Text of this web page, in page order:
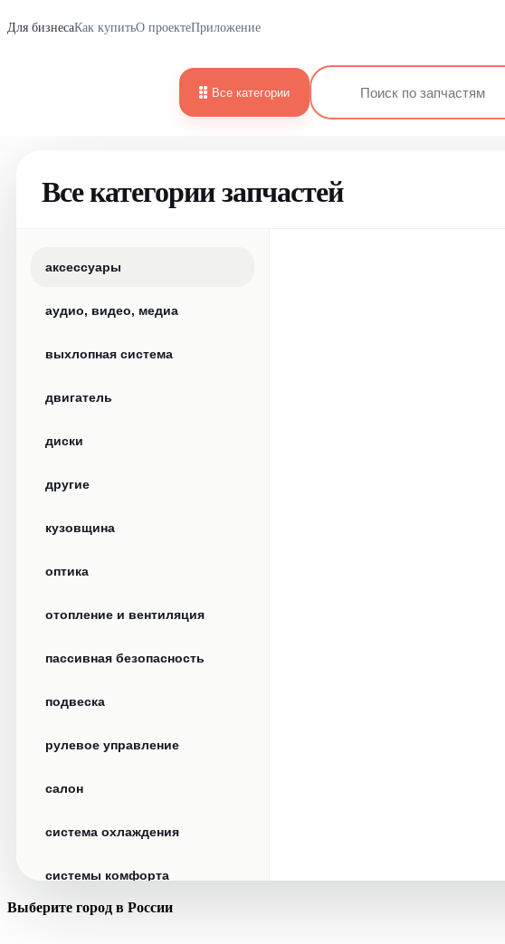
Для бизнесаКак купитьО проектеПриложение
Все категории
Все категории запчастей
аксессуары
аудио, видео, медиа
выхлопная система
двигатель
диски
другие
кузовщина
оптика
отопление и вентиляция
пассивная безопасность
подвеска
рулевое управление
салон
система охлаждения
системы комфорта
стекла
Выберите город в России